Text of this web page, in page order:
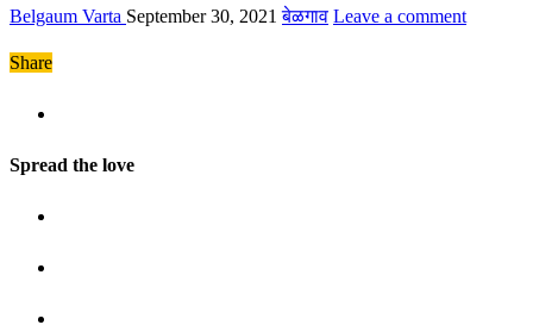
Belgaum Varta September 30, 2021 बेळगाव Leave a comment
Share
Spread the love